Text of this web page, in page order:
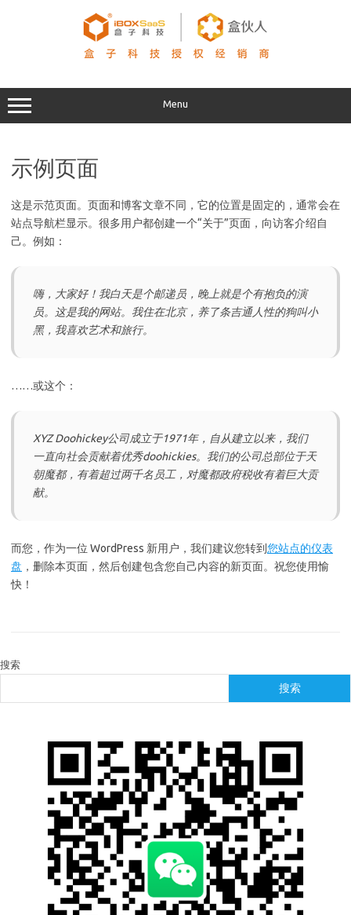
Menu
示例页面
这是示范页面。页面和博客文章不同，它的位置是固定的，通常会在
站点导航栏显示。很多用户都创建一个“关于”页面，向访客介绍自
己。例如：
嗨，大家好！我白天是个邮递员，晚上就是个有抱负的演
员。这是我的网站。我住在北京，养了条吉通人性的狗叫小
黑，我喜欢艺术和旅行。
……或这个：
XYZ Doohickey公司成立于1971年，自从建立以来，我们
一直向社会贡献着优秀doohickies。我们的公司总部位于天
朝魔都，有着超过两千名员工，对魔都政府税收有着巨大贡
献。
而您，作为一位 WordPress 新用户，我们建议您转到您站点的仪表
盘 ，删除本页面，然后创建包含您自己内容的新页面。祝您使用愉
快！
搜索
搜索